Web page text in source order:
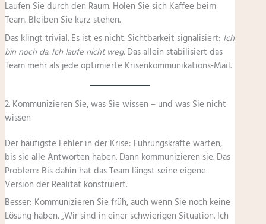
Laufen Sie durch den Raum. Holen Sie sich Kaffee beim
Team. Bleiben Sie kurz stehen.
Das klingt trivial. Es ist es nicht. Sichtbarkeit signalisiert: Ich
bin noch da. Ich laufe nicht weg.Das allein stabilisiert das
Team mehr als jede optimierte Krisenkommunikations-Mail.
2. Kommunizieren Sie, was Sie wissen – und was Sie nicht
wissen
Der häufigste Fehler in der Krise: Führungskräfte warten,
bis sie alle Antworten haben. Dann kommunizieren sie. Das
Problem: Bis dahin hat das Team längst seine eigene
Version der Realität konstruiert.
Besser: Kommunizieren Sie früh, auch wenn Sie noch keine
Lösung haben. „Wir sind in einer schwierigen Situation. Ich